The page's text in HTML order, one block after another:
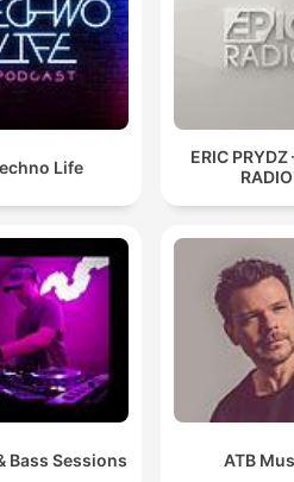
Life
ERIC PRYDZ
RADIO
Bass Sessions ATB